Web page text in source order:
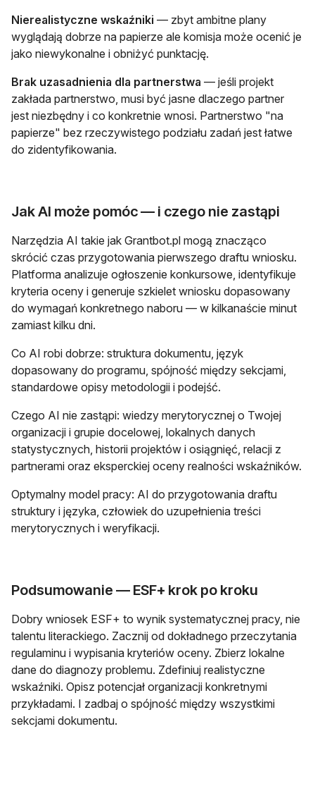
Nierealistyczne wskaźniki — zbyt ambitne plany
wyglądają dobrze na papierze ale komisja może ocenić je
jako niewykonalne i obniżyć punktację.
Brak uzasadnienia dla partnerstwa — jeśli projekt
zakłada partnerstwo, musi być jasne dlaczego partner
jest niezbędny i co konkretnie wnosi. Partnerstwo "na
papierze" bez rzeczywistego podziału zadań jest łatwe
do zidentyfikowania.
Jak AI może pomóc — i czego nie zastąpi
Narzędzia AI takie jak Grantbot.pl mogą znacząco
skrócić czas przygotowania pierwszego draftu wniosku.
Platforma analizuje ogłoszenie konkursowe, identyfikuje
kryteria oceny i generuje szkielet wniosku dopasowany
do wymagań konkretnego naboru — w kilkanaście minut
zamiast kilku dni.
Co AI robi dobrze: struktura dokumentu, język
dopasowany do programu, spójność między sekcjami,
standardowe opisy metodologii i podejść.
Czego AI nie zastąpi: wiedzy merytorycznej o Twojej
organizacji i grupie docelowej, lokalnych danych
statystycznych, historii projektów i osiągnięć, relacji z
partnerami oraz eksperckiej oceny realności wskaźników.
Optymalny model pracy: AI do przygotowania draftu
struktury i języka, człowiek do uzupełnienia treści
merytorycznych i weryfikacji.
Podsumowanie — ESF+ krok po kroku
Dobry wniosek ESF+ to wynik systematycznej pracy, nie
talentu literackiego. Zacznij od dokładnego przeczytania
regulaminu i wypisania kryteriów oceny. Zbierz lokalne
dane do diagnozy problemu. Zdefiniuj realistyczne
wskaźniki. Opisz potencjał organizacji konkretnymi
przykładami. I zadbaj o spójność między wszystkimi
sekcjami dokumentu.